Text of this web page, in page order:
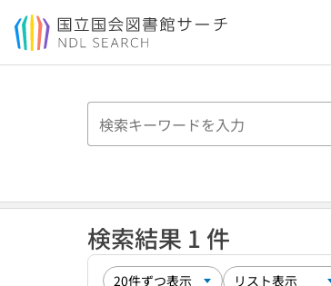
本文へ移動
検索結果 1 件